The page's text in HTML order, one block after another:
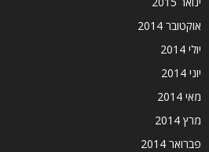
אוקטובר 2014
יולי 2014
יוני 2014
מאי 2014
מרץ 2014
פברואר 2014